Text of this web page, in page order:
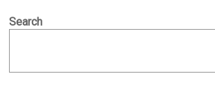
Search